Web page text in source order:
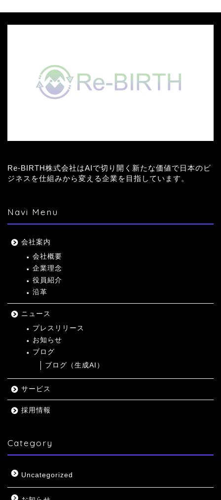
Re-BIRTH株式会社はAIで切り開く新たな価値で日本のビ
ジネスを仕組みから変える企業を目指しています。
Navi Menu
会社案内
会社概要
企業理念
役員紹介
沿革
ニュース
プレスリリース
お知らせ
ブログ
ブログ（生成AI）
サービス
採用情報
Category
Uncategorized